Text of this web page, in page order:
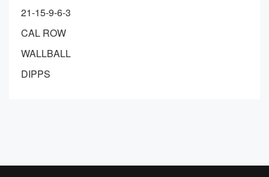
21-15-9-6-3
CAL ROW
WALLBALL
DIPPS